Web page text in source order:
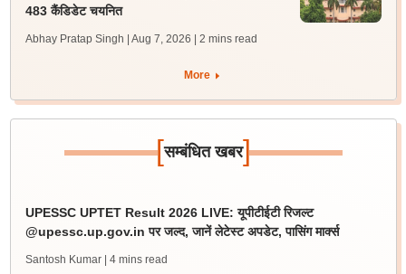
483 कैंडिडेट चयनित
Abhay Pratap Singh | Aug 7, 2026 | 2 mins read
More
[सम्बंधित खबर]
UPESSC UPTET Result 2026 LIVE: यूपीटीईटी रिजल्ट
@upessc.up.gov.in पर जल्द, जानें लेटेस्ट अपडेट, पासिंग मार्क्स
Santosh Kumar | 4 mins read